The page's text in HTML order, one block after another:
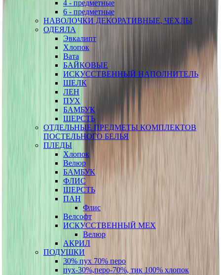
4 - предметные
6 - предметные
НАВОЛОЧКИ ДЕКОРАТИВНЫЕ, ЧЕХЛЫ
ОДЕЯЛА
Эвкалипт
Хлопок
Вата
БАЙКОВЫЕ
ИСКУССТВЕННЫЙ НАПОЛНИТЕЛЬ
ШЕЛК
ЛЕН
ПУХ
БАМБУК
ШЕРСТЬ
ОТДЕЛЬНЫЕ ПРЕДМЕТЫ КОМПЛЕКТОВ
ПОСТЕЛЬНОГО БЕЛЬЯ
ПЛЕДЫ
Хлопок
Велюр
БАМБУК
ФЛИС
ШЕРСТЬ
ПАН
Флис
Велсофт
ИСКУССТВЕННЫЙ МЕХ
Велюр
АКРИЛ
ПОДУШКИ
30% пух 70% перо
пух-30%,перо-70%, тик 100% хлопок